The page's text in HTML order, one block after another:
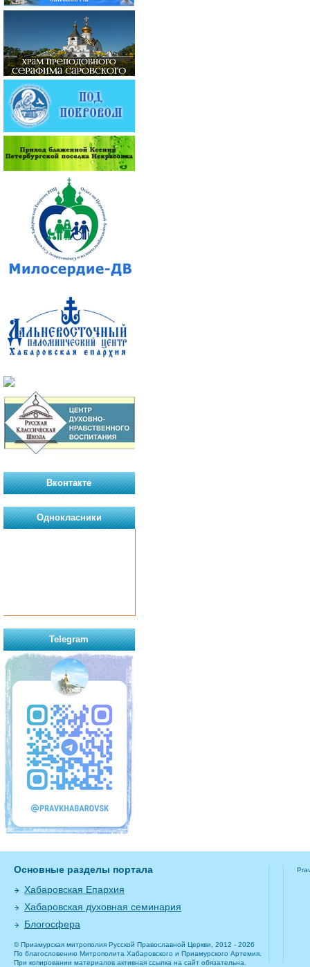
Вконтакте
Однокласники
Telegram
Основные разделы портала
Хабаровская Епархия
Хабаровская духовная семинария
Блогосфера
© Приамурская митрополия Русской Православной Церкви, 2012 - 2026
По благословению Митрополита Хабаровского и Приамурского Артемия.
При копировании материалов активная ссылка на сайт обязательна.